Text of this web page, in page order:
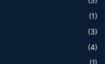
(1)
(3)
(4)
(1)